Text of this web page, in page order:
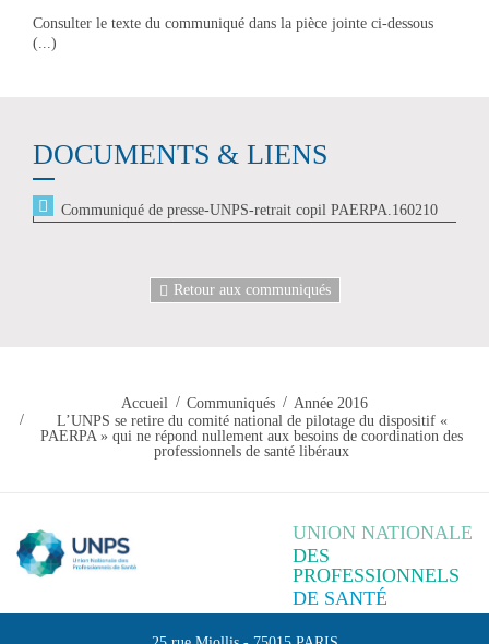
Consulter le texte du communiqué dans la pièce jointe ci-dessous
(...)
DOCUMENTS & LIENS
Communiqué de presse-UNPS-retrait copil PAERPA.160210
Retour aux communiqués
Accueil Communiqués
Année 2016
L’UNPS se retire du comité national de pilotage du dispositif «
PAERPA » qui ne répond nullement aux besoins de coordination des
professionnels de santé libéraux
UNION NATIONALE
DES
PROFESSIONNELS
DE SANTÉ